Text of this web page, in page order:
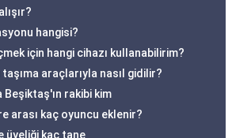
hangisi?
için hangi cihazı kullanabilirim?
araçlarıyla nasıl gidilir?
Beşiktaş'ın rakibi kim
arası kaç oyuncu eklenir?
üyeliği kaç tane